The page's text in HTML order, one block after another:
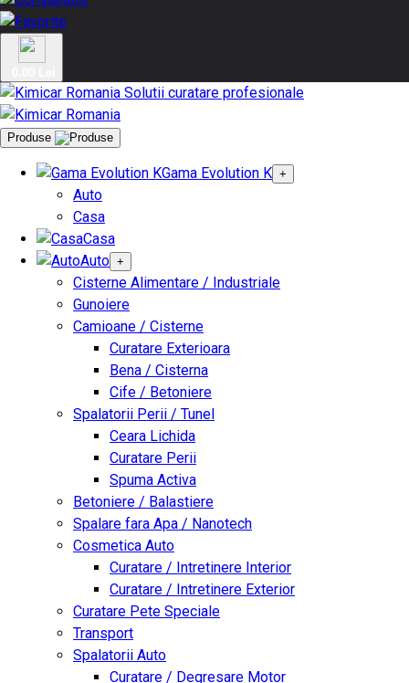
Produse
Gama Evolution K +
Auto
Casa
Casa
Auto +
Cisterne Alimentare / Industriale
Gunoiere
Camioane / Cisterne
Curatare Exterioara
Bena / Cisterna
Cife / Betoniere
Spalatorii Perii / Tunel
Ceara Lichida
Curatare Perii
Spuma Activa
Betoniere / Balastiere
Spalare fara Apa / Nanotech
Cosmetica Auto
Curatare / Intretinere Interior
Curatare / Intretinere Exterior
Curatare Pete Speciale
Transport
Spalatorii Auto
Curatare / Degresare Motor